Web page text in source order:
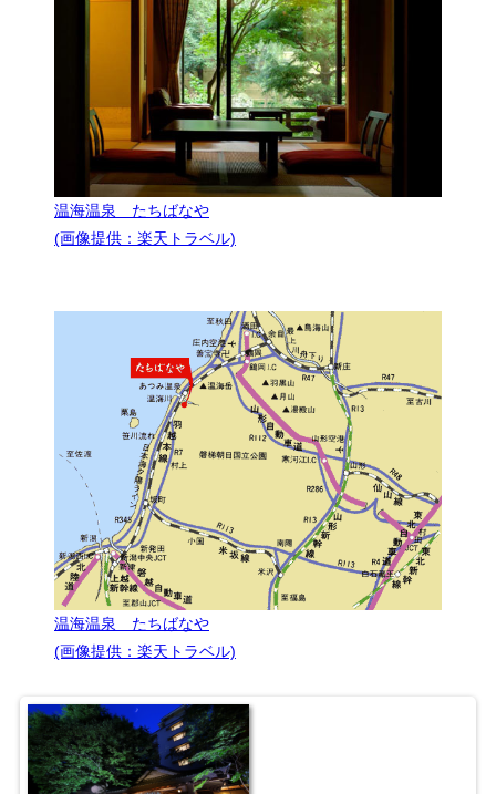
温海温泉 たちばなや
(画像提供：楽天トラベル)
温海温泉 たちばなや
(画像提供：楽天トラベル)